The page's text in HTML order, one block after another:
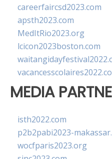
careerfaircsd2023.com
apsth2023.com
MedItRio2023.org
lcicon2023boston.com
MEDIA
isth2022.com
p2b2pabi2023-
wocfparis2023.org